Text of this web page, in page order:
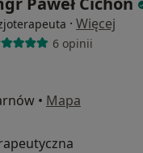
· Więcej
6 opinii
• Mapa